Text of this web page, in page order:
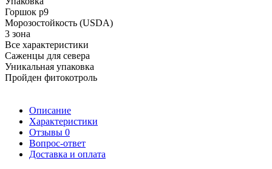
Горшок р9
Морозостойкость (USDA)
3 зона
Все характеристики
Саженцы для севера
Уникальная упаковка
Пройден фитокотроль
Описание
Характеристики
Отзывы 0
Вопрос-ответ
Доставка и оплата